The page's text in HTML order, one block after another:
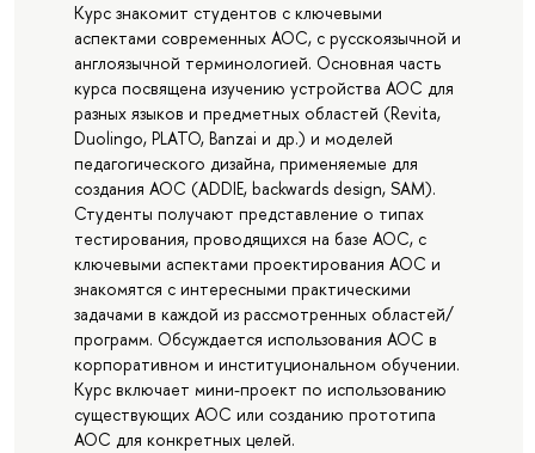
Курс знакомит студентов с ключевыми
аспектами современных АОС, с русскоязычной и
англоязычной терминологией. Основная часть
курса посвящена изучению устройства АОС для
разных языков и предметных областей (Revita,
Duolingo, PLATO, Banzai и др.) и моделей
педагогического дизайна, применяемые для
создания АОС (ADDIE, backwards design, SAM).
Студенты получают представление о типах
тестирования, проводящихся на базе АОС, с
ключевыми аспектами проектирования АОС и
знакомятся с интересными практическими
задачами в каждой из рассмотренных областей/
программ. Обсуждается использования АОС в
корпоративном и институциональном обучении.
Курс включает мини-проект по использованию
существующих АОС или созданию прототипа
АОС для конкретных целей.